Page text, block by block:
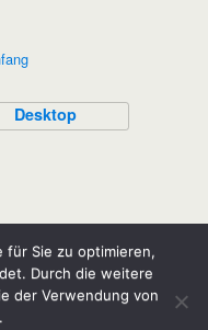
Desktop
für Sie zu optimieren,
Durch die weitere
der Verwendung von